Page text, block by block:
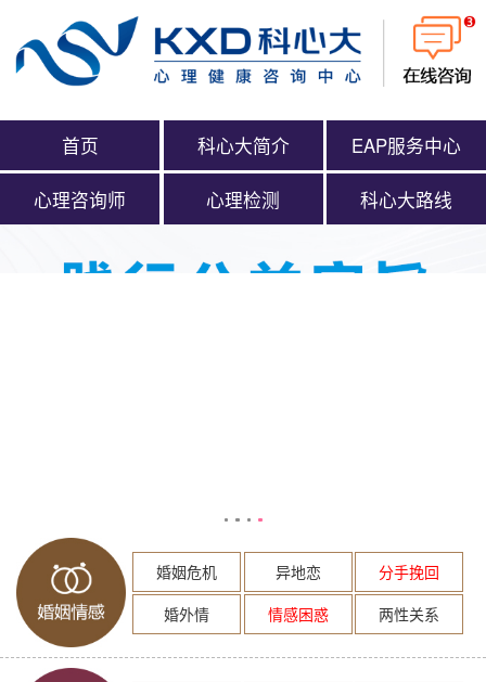
首页 科心大简介 EAP服务中心
心理咨询师 心理检测 科心大路线
婚姻危机 异地恋
分手挽回
婚外情
情感困惑 两性关系